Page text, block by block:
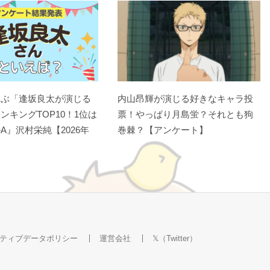
「逢坂良太が演じる
キングTOP10！1位は
A』沢村栄純【2026年
内山昂輝が演じる好きなキャラ投
票！やっぱり月島蛍？それとも狗
巻棘？【アンケート】
ィブデータポリシー 運営会社 𝕏（Twitter）